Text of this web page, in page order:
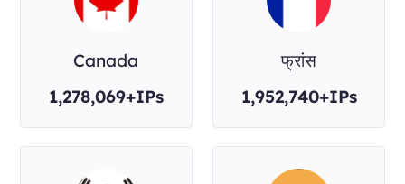
Canada
1,278,069+IPs
फ्रांस
1,952,740+IPs